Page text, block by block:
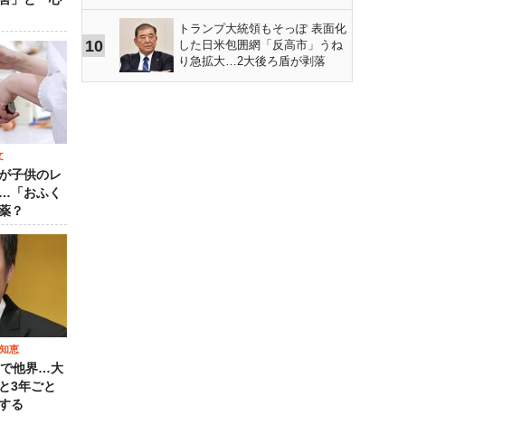
子供のレ
「おふく
？
恵
で他界…大
3年ごと
る
10
トランプ大統領もそっぽ 表面化
した日米包囲網「反高市」うね
り急拡大…2大後ろ盾が剥落